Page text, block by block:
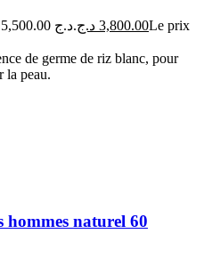
Le prix initial était : 5,500.00 د.ج. 3,800.00 د.ج
Le prix
de germe de riz blanc, pour
la peau.
naturel 60